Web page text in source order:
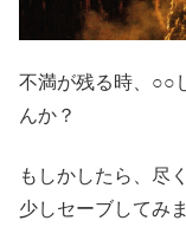
不満が残る時、○○
んか？
もしかしたら、尽
少しセーブしてみ